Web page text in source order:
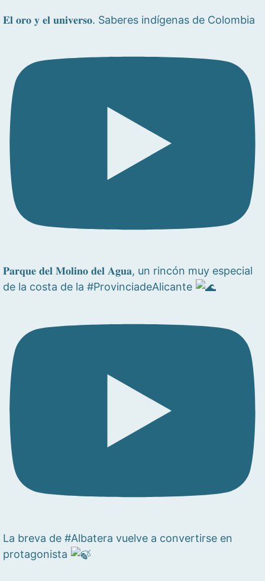
𝐄𝐥 𝐨𝐫𝐨 𝐲 𝐞𝐥 𝐮𝐧𝐢𝐯𝐞𝐫𝐬𝐨. Saberes indígenas de Colombia
𝐏𝐚𝐫𝐪𝐮𝐞 𝐝𝐞𝐥 𝐌𝐨𝐥𝐢𝐧𝐨 𝐝𝐞𝐥 𝐀𝐠𝐮𝐚, un rincón muy especial
de la costa de la #ProvinciadeAlicante
La breva de #Albatera vuelve a convertirse en
protagonista